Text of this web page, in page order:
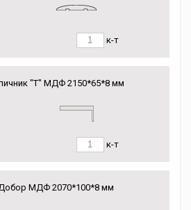
к-т
"Т" МДФ 2150*65*8 мм
к-т
МДФ 2070*100*8 мм